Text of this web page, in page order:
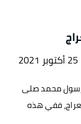
25 أكتوبر 2021
محمد صلى
ففي هذه